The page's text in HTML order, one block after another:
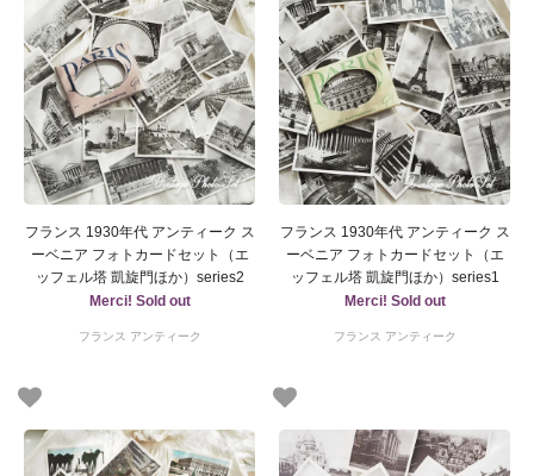
フランス 1930年代 アンティーク ス
ーベニア フォトカードセット（エ
ッフェル塔 凱旋門ほか）series2
Merci! Sold out
フランス アンティーク
フランス 1930年代 アンティーク ス
ーベニア フォトカードセット（エ
ッフェル塔 凱旋門ほか）series1
Merci! Sold out
フランス アンティーク